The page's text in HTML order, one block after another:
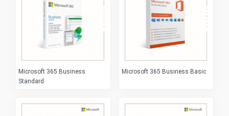
Microsoft 365 Business
Standard
Microsoft 365 Business Basic